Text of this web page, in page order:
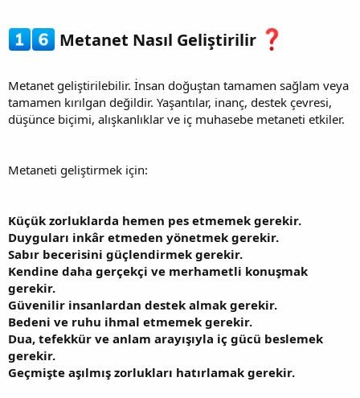
Metanet Nasıl Geliştirilir
Metanet geliştirilebilir. İnsan doğuştan tamamen sağlam veya
tamamen kırılgan değildir. Yaşantılar, inanç, destek çevresi,
düşünce biçimi, alışkanlıklar ve iç muhasebe metaneti etkiler.
Metaneti geliştirmek için:
Küçük zorluklarda hemen pes etmemek gerekir.
Duyguları inkâr etmeden yönetmek gerekir.
Sabır becerisini güçlendirmek gerekir.
Kendine daha gerçekçi ve merhametli konuşmak
gerekir.
Güvenilir insanlardan destek almak gerekir.
Bedeni ve ruhu ihmal etmemek gerekir.
Dua, tefekkür ve anlam arayışıyla iç gücü beslemek
gerekir.
Geçmişte aşılmış zorlukları hatırlamak gerekir.